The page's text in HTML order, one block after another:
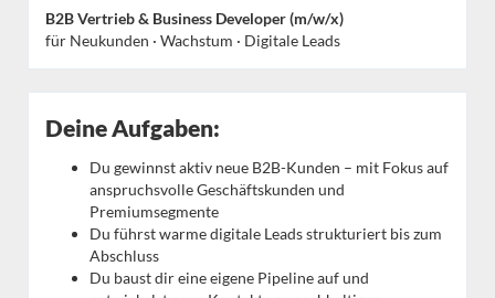
B2B Vertrieb & Business Developer (m/w/x)
für Neukunden · Wachstum · Digitale Leads
Deine Aufgaben:
Du gewinnst aktiv neue B2B-Kunden – mit Fokus auf
anspruchsvolle Geschäftskunden und
Premiumsegmente
Du führst warme digitale Leads strukturiert bis zum
Abschluss
Du baust dir eine eigene Pipeline auf und